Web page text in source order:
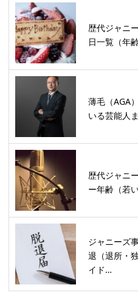
歴代ジャニ
日一覧（年齢
薄毛（AGA
いる芸能人
歴代ジャニ
ー年齢（若い
ジャニーズ
退（退所・
イド…